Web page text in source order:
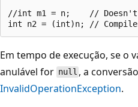
//int m1 = n;    // Doesn't
Em tempo de execução, se o
anulável for null , a
InvalidOperationException.